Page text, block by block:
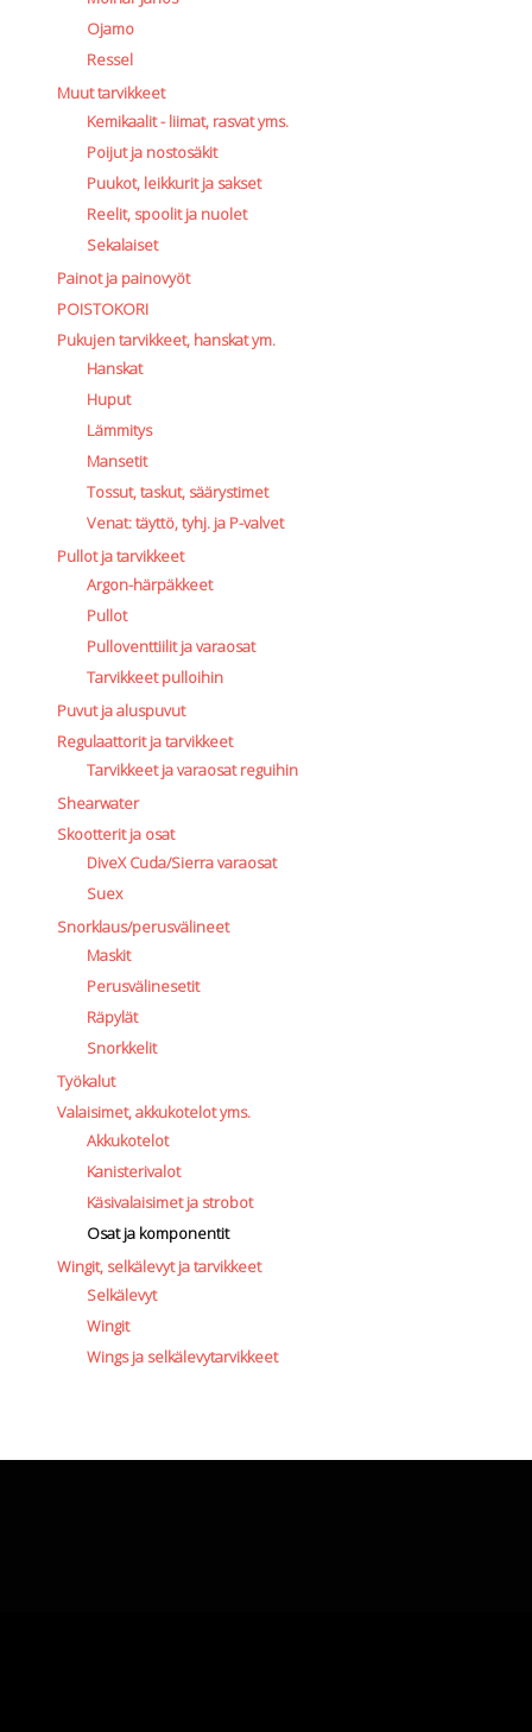
Ojamo
Ressel
Muut tarvikkeet
Kemikaalit - liimat, rasvat yms.
Poijut ja nostosäkit
Puukot, leikkurit ja sakset
Reelit, spoolit ja nuolet
Sekalaiset
Painot ja painovyöt
POISTOKORI
Pukujen tarvikkeet, hanskat ym.
Hanskat
Huput
Lämmitys
Mansetit
Tossut, taskut, säärystimet
Venat: täyttö, tyhj. ja P-valvet
Pullot ja tarvikkeet
Argon-härpäkkeet
Pullot
Pulloventtiilit ja varaosat
Tarvikkeet pulloihin
Puvut ja aluspuvut
Regulaattorit ja tarvikkeet
Tarvikkeet ja varaosat reguihin
Shearwater
Skootterit ja osat
DiveX Cuda/Sierra varaosat
Suex
Snorklaus/perusvälineet
Maskit
Perusvälinesetit
Räpylät
Snorkkelit
Työkalut
Valaisimet, akkukotelot yms.
Akkukotelot
Kanisterivalot
Käsivalaisimet ja strobot
Osat ja komponentit
Wingit, selkälevyt ja tarvikkeet
Selkälevyt
Wingit
Wings ja selkälevytarvikkeet